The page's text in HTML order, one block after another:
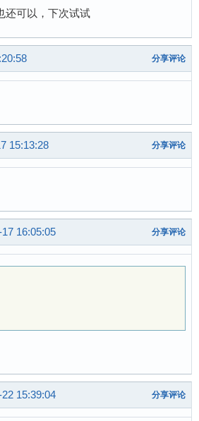
还可以，下次试试
分享评论
15:13:28 分享评论
16:05:05 分享评论
15:39:04 分享评论